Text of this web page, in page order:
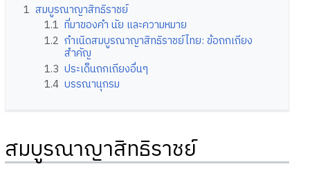
1 สมบูรณาญาสิทธิราชย์
1.1 ที่มาของคำ นัย และความหมาย
1.2 กำเนิดสมบูรณาญาสิทธิราชย์ไทย: ข้อถกเถียง
สำคัญ
1.3 ประเด็นถกเถียงอื่นๆ
1.4 บรรณานุกรม
สมบูรณาญาสิทธิราชย์